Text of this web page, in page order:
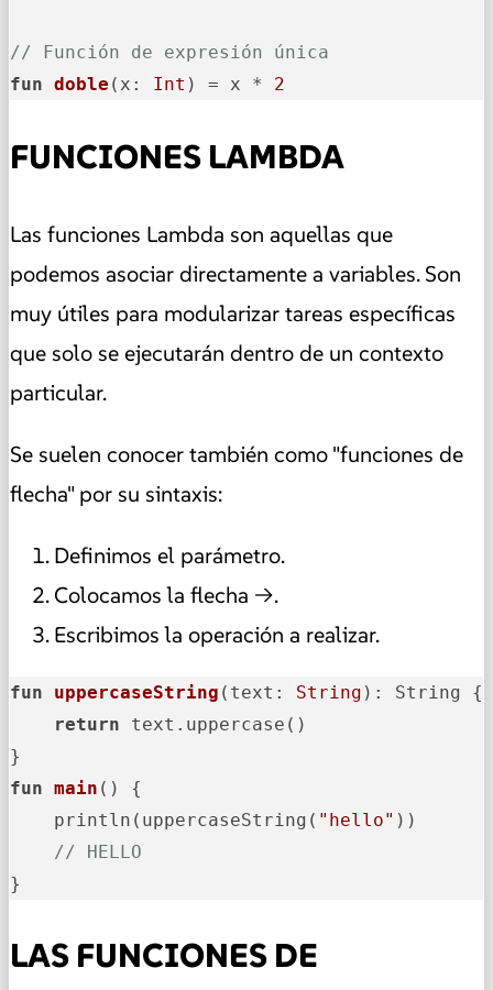
// Función de expresión única
fun doble (x: Int ) = x * 2
FUNCIONES LAMBDA
Las funciones Lambda son aquellas que
podemos asociar directamente a variables. Son
muy útiles para modularizar tareas específicas
que solo se ejecutarán dentro de un contexto
particular.
Se suelen conocer también como "funciones de
flecha" por su sintaxis:
Definimos el parámetro.
Colocamos la flecha ->.
Escribimos la operación a realizar.
fun uppercaseString (text: String ) : String {
return text.uppercase()
fun main ()
{
    println(uppercaseString(
"hello" ))
// HELLO
}
LAS FUNCIONES DE